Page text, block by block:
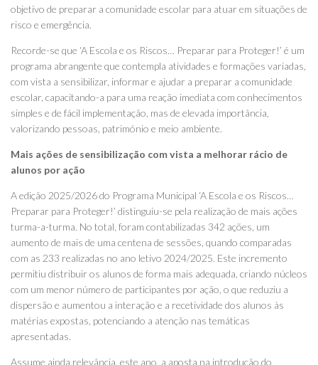
objetivo de preparar a comunidade escolar para atuar em situações de
risco e emergência.
Recorde-se que ‘A Escola e os Riscos… Preparar para Proteger!’ é um
programa abrangente que contempla atividades e formações variadas,
com vista a sensibilizar, informar e ajudar a preparar a comunidade
escolar, capacitando-a para uma reação imediata com conhecimentos
simples e de fácil implementação, mas de elevada importância,
valorizando pessoas, património e meio ambiente.
Mais ações de sensibilização com vista a melhorar rácio de
alunos por ação
A edição 2025/2026 do Programa Municipal ‘A Escola e os Riscos…
Preparar para Proteger!’ distinguiu-se pela realização de mais ações
turma-a-turma. No total, foram contabilizadas 342 ações, um
aumento de mais de uma centena de sessões, quando comparadas
com as 233 realizadas no ano letivo 2024/2025. Este incremento
permitiu distribuir os alunos de forma mais adequada, criando núcleos
com um menor número de participantes por ação, o que reduziu a
dispersão e aumentou a interação e a recetividade dos alunos às
matérias expostas, potenciando a atenção nas temáticas
apresentadas.
Assume ainda relevância, este ano, a aposta na introdução do